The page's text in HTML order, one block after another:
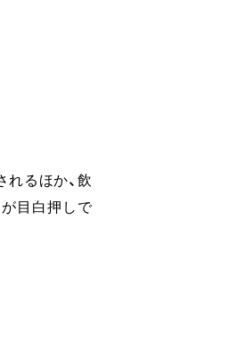
れるほか、飲
目白押しで